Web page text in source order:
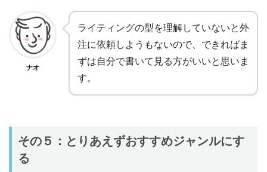
ナオ
ライティングの型を理解していないと外
注に依頼しようもないので、できればま
ずは自分で書いて見る方がいいと思いま
す。
その５：とりあえずおすすめジャンルにす
る